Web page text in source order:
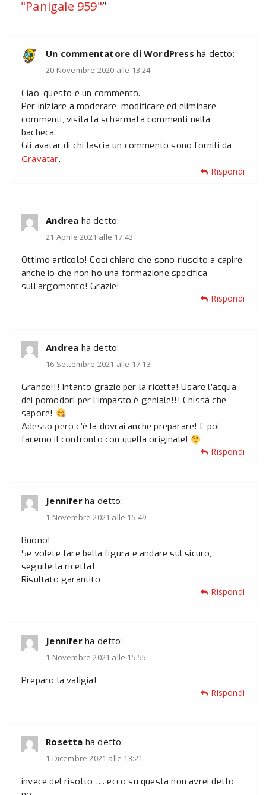
"Panigale 959"”
Un commentatore di WordPress ha detto:
20 Novembre 2020 alle 13:24
Ciao, questo è un commento.
Per iniziare a moderare, modificare ed eliminare
commenti, visita la schermata commenti nella
bacheca.
Gli avatar di chi lascia un commento sono forniti da
Gravatar.
Rispondi
Andrea ha detto:
21 Aprile 2021 alle 17:43
Ottimo articolo! Così chiaro che sono riuscito a capire
anche io che non ho una formazione specifica
sull’argomento! Grazie!
Rispondi
Andrea ha detto:
16 Settembre 2021 alle 17:13
Grande!!! Intanto grazie per la ricetta! Usare l’acqua
dei pomodori per l’impasto è geniale!!! Chissà che
sapore!
Adesso però c’è la dovrai anche preparare! E poi
faremo il confronto con quella originale!
Rispondi
Jennifer ha detto:
1 Novembre 2021 alle 15:49
Buono!
Se volete fare bella figura e andare sul sicuro,
seguite la ricetta!
Risultato garantito
Rispondi
Jennifer ha detto:
1 Novembre 2021 alle 15:55
Preparo la valigia!
Rispondi
Rosetta ha detto:
1 Dicembre 2021 alle 13:21
invece del risotto …. ecco su questa non avrei detto